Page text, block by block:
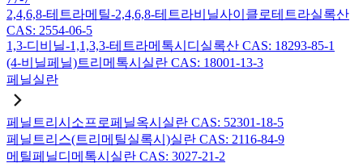
2,4,6,8-테트라메틸-2,4,6,8-테트라비닐사이클로테트라실록산
CAS: 2554-06-5
1,3-디비닐-1,1,3,3-테트라메톡시디실록산 CAS: 18293-85-1
(4-비닐페닐)트리메톡시실란 CAS: 18001-13-3
페닐실란
페닐트리시소프로페닐옥시실란 CAS: 52301-18-5
페닐트리스(트리메틸실록시)실란 CAS: 2116-84-9
메틸페닐디메톡시실란 CAS: 3027-21-2